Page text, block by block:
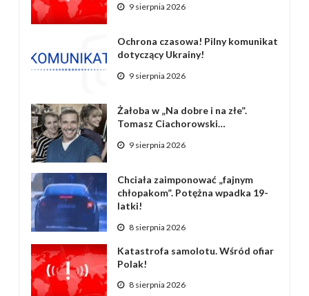
9 sierpnia 2026
Ochrona czasowa! Pilny komunikat
dotyczący Ukrainy!
9 sierpnia 2026
Żałoba w „Na dobre i na złe”.
Tomasz Ciachorowski…
9 sierpnia 2026
Chciała zaimponować „fajnym
chłopakom”. Potężna wpadka 19-
latki!
8 sierpnia 2026
Katastrofa samolotu. Wśród ofiar
Polak!
8 sierpnia 2026